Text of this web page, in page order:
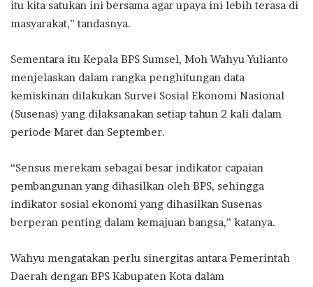
itu kita satukan ini bersama agar upaya ini lebih terasa di
masyarakat,” tandasnya.
Sementara itu Kepala BPS Sumsel, Moh Wahyu Yulianto
menjelaskan dalam rangka penghitungan data
kemiskinan dilakukan Survei Sosial Ekonomi Nasional
(Susenas) yang dilaksanakan setiap tahun 2 kali dalam
periode Maret dan September.
“Sensus merekam sebagai besar indikator capaian
pembangunan yang dihasilkan oleh BPS, sehingga
indikator sosial ekonomi yang dihasilkan Susenas
berperan penting dalam kemajuan bangsa,” katanya.
Wahyu mengatakan perlu sinergitas antara Pemerintah
Daerah dengan BPS Kabupaten Kota dalam